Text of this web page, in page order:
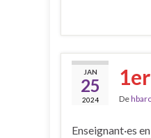
JAN
25
2024 De
Enseignant·es